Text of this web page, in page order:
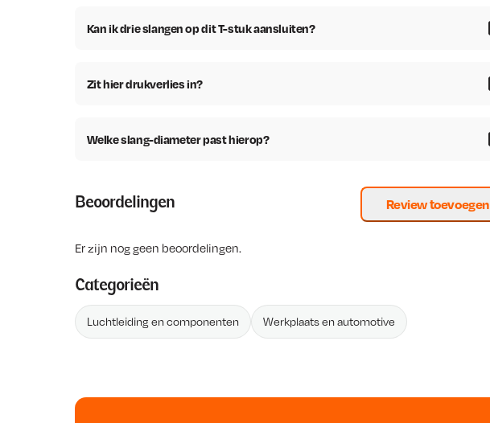
Kan ik drie slangen op dit T-stuk aansluiten?
Zit hier drukverlies in?
Welke slang-diameter past hierop?
Beoordelingen Review toevoegen
Er zijn nog geen beoordelingen.
Categorieën
Luchtleiding en componenten Werkplaats en automotive